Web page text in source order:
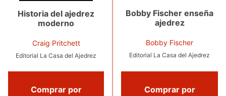
Historia del ajedrez
moderno
Craig Pritchett
Editorial La Casa del Ajedrez
Comprar por
Bobby Fischer enseña
ajedrez
Bobby Fischer
Editorial La Casa del Ajedrez
Comprar por